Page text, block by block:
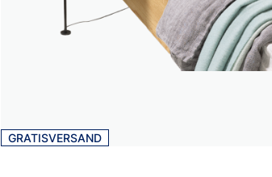
GRATISVERSAND